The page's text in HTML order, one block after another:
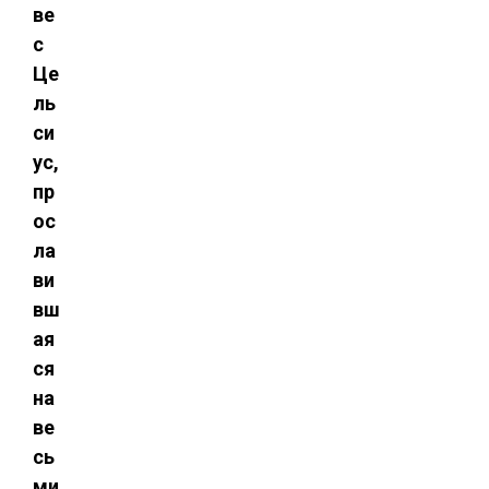
ве
с
Це
ль
си
ус,
пр
ос
ла
ви
вш
ая
ся
на
ве
сь